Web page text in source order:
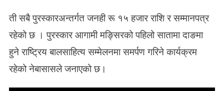
ती सबै पुरस्कारअन्तर्गत जनही रू १५ हजार राशि र सम्मानपत्र
रहेको छ । पुरस्कार आगामी मङ्सिरको पहिलो सातामा दाङमा
हुने राष्ट्रिय बालसाहित्य सम्मेलनमा समर्पण गरिने कार्यक्रम
रहेको नेबासासले जनाएको छ।